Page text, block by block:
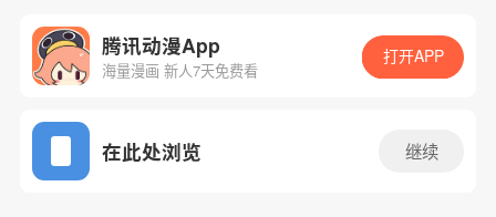
App免费看
下一话 腾漫App免费看
腾讯动漫App
海量漫画 新人7天免费看
打开APP
在此处浏览 继续